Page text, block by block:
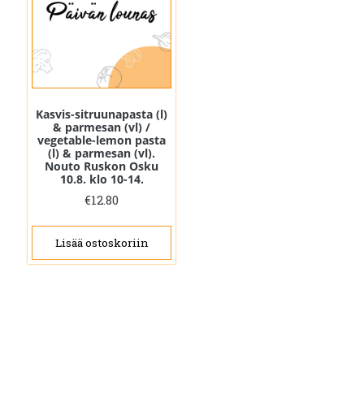
Kasvis-sitruunapasta (l)
& parmesan (vl) /
vegetable-lemon pasta
(l) & parmesan (vl).
Nouto Ruskon Osku
10.8. klo 10-14.
€12.80
Lisää ostoskoriin